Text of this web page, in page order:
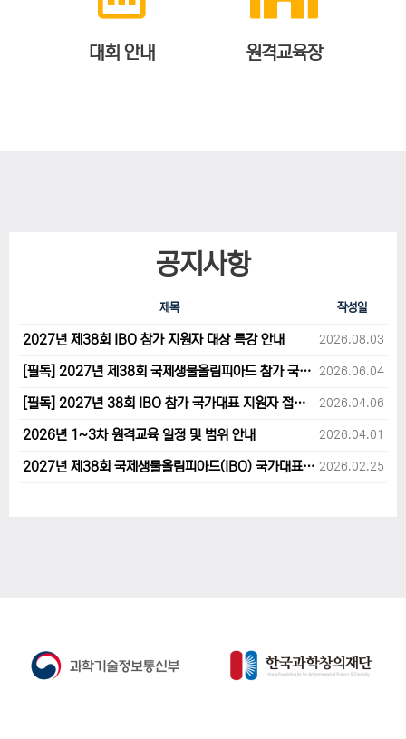
대회 안내 원격교육장
공지사항
제목 작성일
2027년 제38회 IBO 참가 지원자 대상 특강 안내 2026.08.03
[필독] 2027년 제38회 국제생물올림피아드 참가 국가대표 1차후보자 선발고사 범위 및 일정 안내 2026.06.04
[필독] 2027년 38회 IBO 참가 국가대표 지원자 접수 마감 및 원격교육 관련 공지사항 안내입니다. 2026.04.06
2026년 1~3차 원격교육 일정 및 범위 안내 2026.04.01
2027년 제38회 국제생물올림피아드(IBO) 국가대표 후보자 지원 안내 2026.02.25